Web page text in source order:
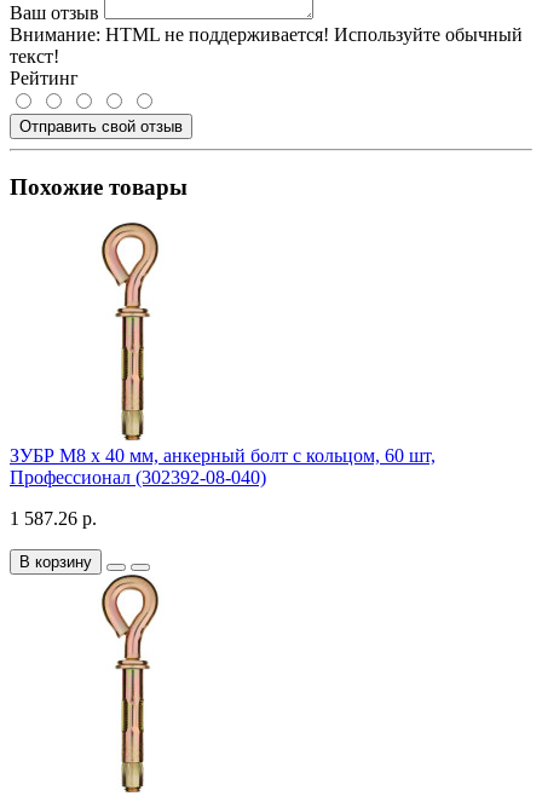
Ваш отзыв
Внимание: HTML не поддерживается! Используйте обычный
текст!
Рейтинг
Отправить свой отзыв
Похожие товары
ЗУБР М8 x 40 мм, анкерный болт с кольцом, 60 шт,
Профессионал (302392-08-040)
1 587.26 р.
В корзину